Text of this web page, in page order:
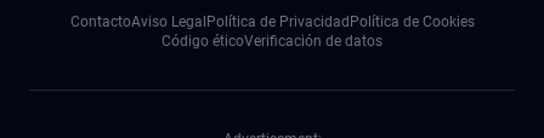
ContactoAviso Legal Política de Privacidad Política de Cookies
Código éticoVerificación de datos